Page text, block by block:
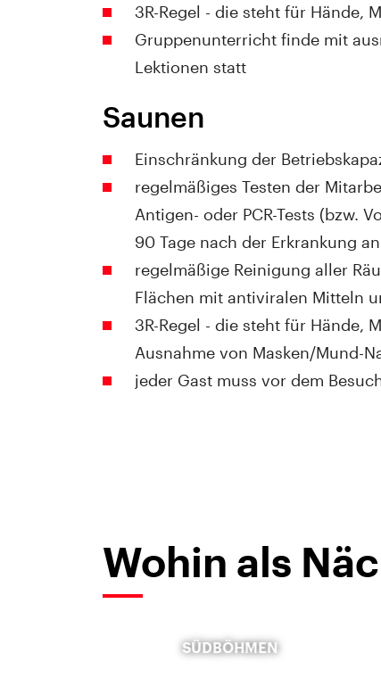
3R-Regel - die steht für Hände,
Gruppenunterricht finde mit
Lektionen statt
Saunen
Einschränkung der
regelmäßiges Testen der
Antigen- oder PCR-Tests (bzw.
90 Tage nach der Erkrankung an
regelmäßige Reinigung aller
Flächen mit antiviralen Mitteln
3R-Regel - die steht für Hände,
Ausnahme von Masken/Mund-
jeder Gast muss vor dem
Wohin als
SÜDBÖHMEN